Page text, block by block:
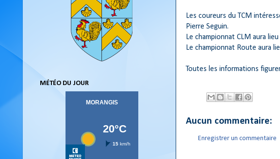
Les coureurs du TCM
Pierre Seguin.
Le championnat CLM aura
Le championnat Route aura
Toutes les informations
Aucun commentaire:
Enregistrer un commentaire
MÉTÉO DU JOUR